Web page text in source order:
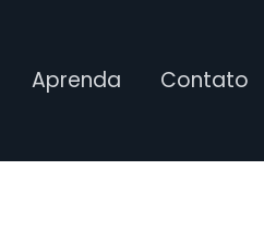
Aprenda Contato